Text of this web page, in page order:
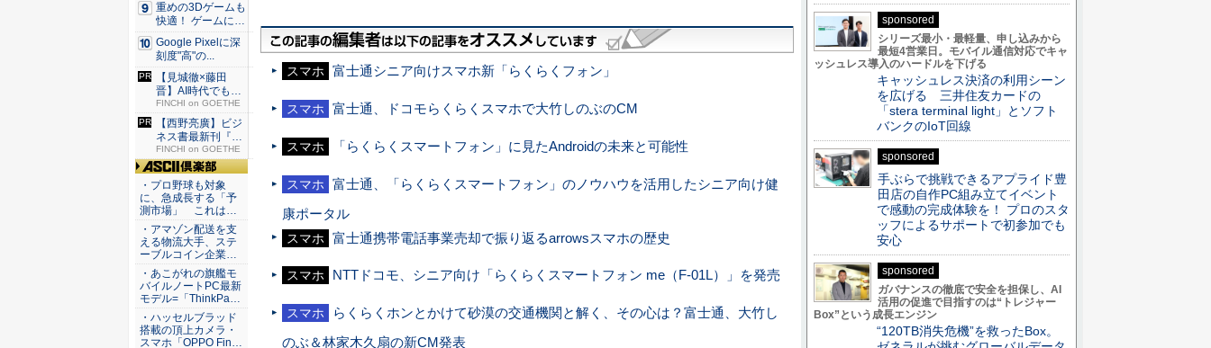
スマホ 富士通シニア向けスマホ新「らくらくフォン」
スマホ 富士通、ドコモらくらくスマホで大竹しのぶのCM
スマホ 「らくらくスマートフォン」に見たAndroidの未来と可能性
スマホ
富士通、「らくらくスマートフォン」のノウハウを活用したシニア向け健
康ポータル
スマホ 富士通携帯電話事業売却で振り返るarrowsスマホの歴史
スマホ NTTドコモ、シニア向け「らくらくスマートフォン me（F-01L）」を発売
スマホ
らくらくホンとかけて砂漠の交通機関と解く、その心は？富士通、大竹し
のぶ＆林家木久扇の新CM発表
重めの3Dゲームも
快適！ ゲームに強
いH...
Google Pixelに深
刻度"高"の...
【見城徹×藤田
晋】AI時代でも変
わらない...
FINCHI on GOETHE
【西野亮廣】ビジ
ネス書最新刊『北
極星 僕...
FINCHI on GOETHE
ASCII倶楽部
・プロ野球も対象
に、急成長する「予
測市場」 これは…
・アマゾン配送を支
える物流大手、ステ
ーブルコイン企業…
・あこがれの旗艦モ
バイルノートPC最新
モデル=「ThinkPa…
・ハッセルブラッド
搭載の頂上カメラ・
スマホ「OPPO Fin…
sponsored
シリーズ最小・最軽量、申し込みから
最短4営業日。モバイル通信対応でキャ
ッシュレス導入のハードルを下げる
キャッシュレス決済の利用シーン
を広げる 三井住友カードの
「stera terminal light」とソフト
バンクのIoT回線
sponsored
手ぶらで挑戦できるアプライド豊
田店の自作PC組み立てイベント
で感動の完成体験を！ プロのスタ
ッフによるサポートで初参加でも
安心
sponsored
ガバナンスの徹底で安全を担保し、AI
活用の促進で目指すのは“トレジャー
Box”という成長エンジン
“120TB消失危機”を救ったBox。